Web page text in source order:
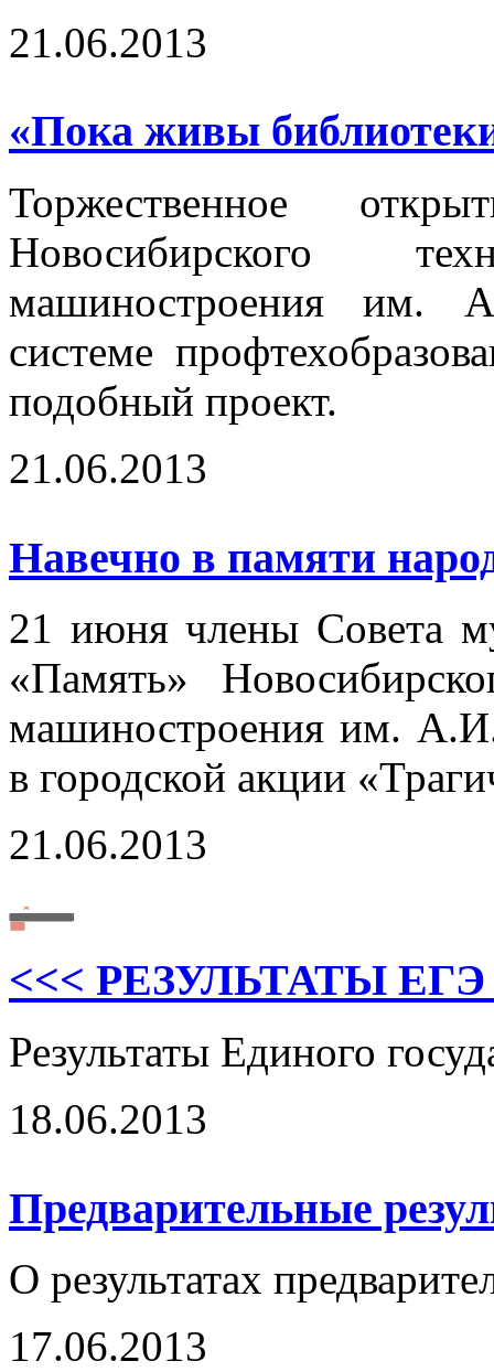
21.06.2013
«Пока живы
Торжественное
Новосибирского
машиностроения им.
системе
подобный проект.
21.06.2013
Навечно в памяти
21 июня члены Совета
«Память»
машиностроения им.
в городской акции
21.06.2013
<<< РЕЗУЛЬТАТЫ ЕГЭ
Результаты Единого
18.06.2013
Предварительные
О результатах
17.06.2013